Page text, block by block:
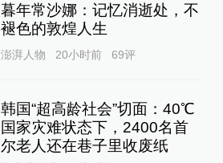
暮年常沙娜：记忆消逝处，不
褪色的敦煌人生
澎湃人物 20小时前 69评
韩国“超高龄社会”切面：40℃
国家灾难状态下，2400名首
尔老人还在巷子里收废纸